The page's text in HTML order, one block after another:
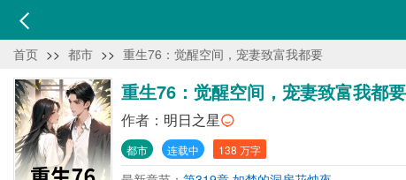
首页 >> 都市 >> 重生76：觉醒空间，宠妻致富我都要
重生76：觉醒空间，宠妻致富我都要
作者： 明日之星
都市 连载中 138 万字